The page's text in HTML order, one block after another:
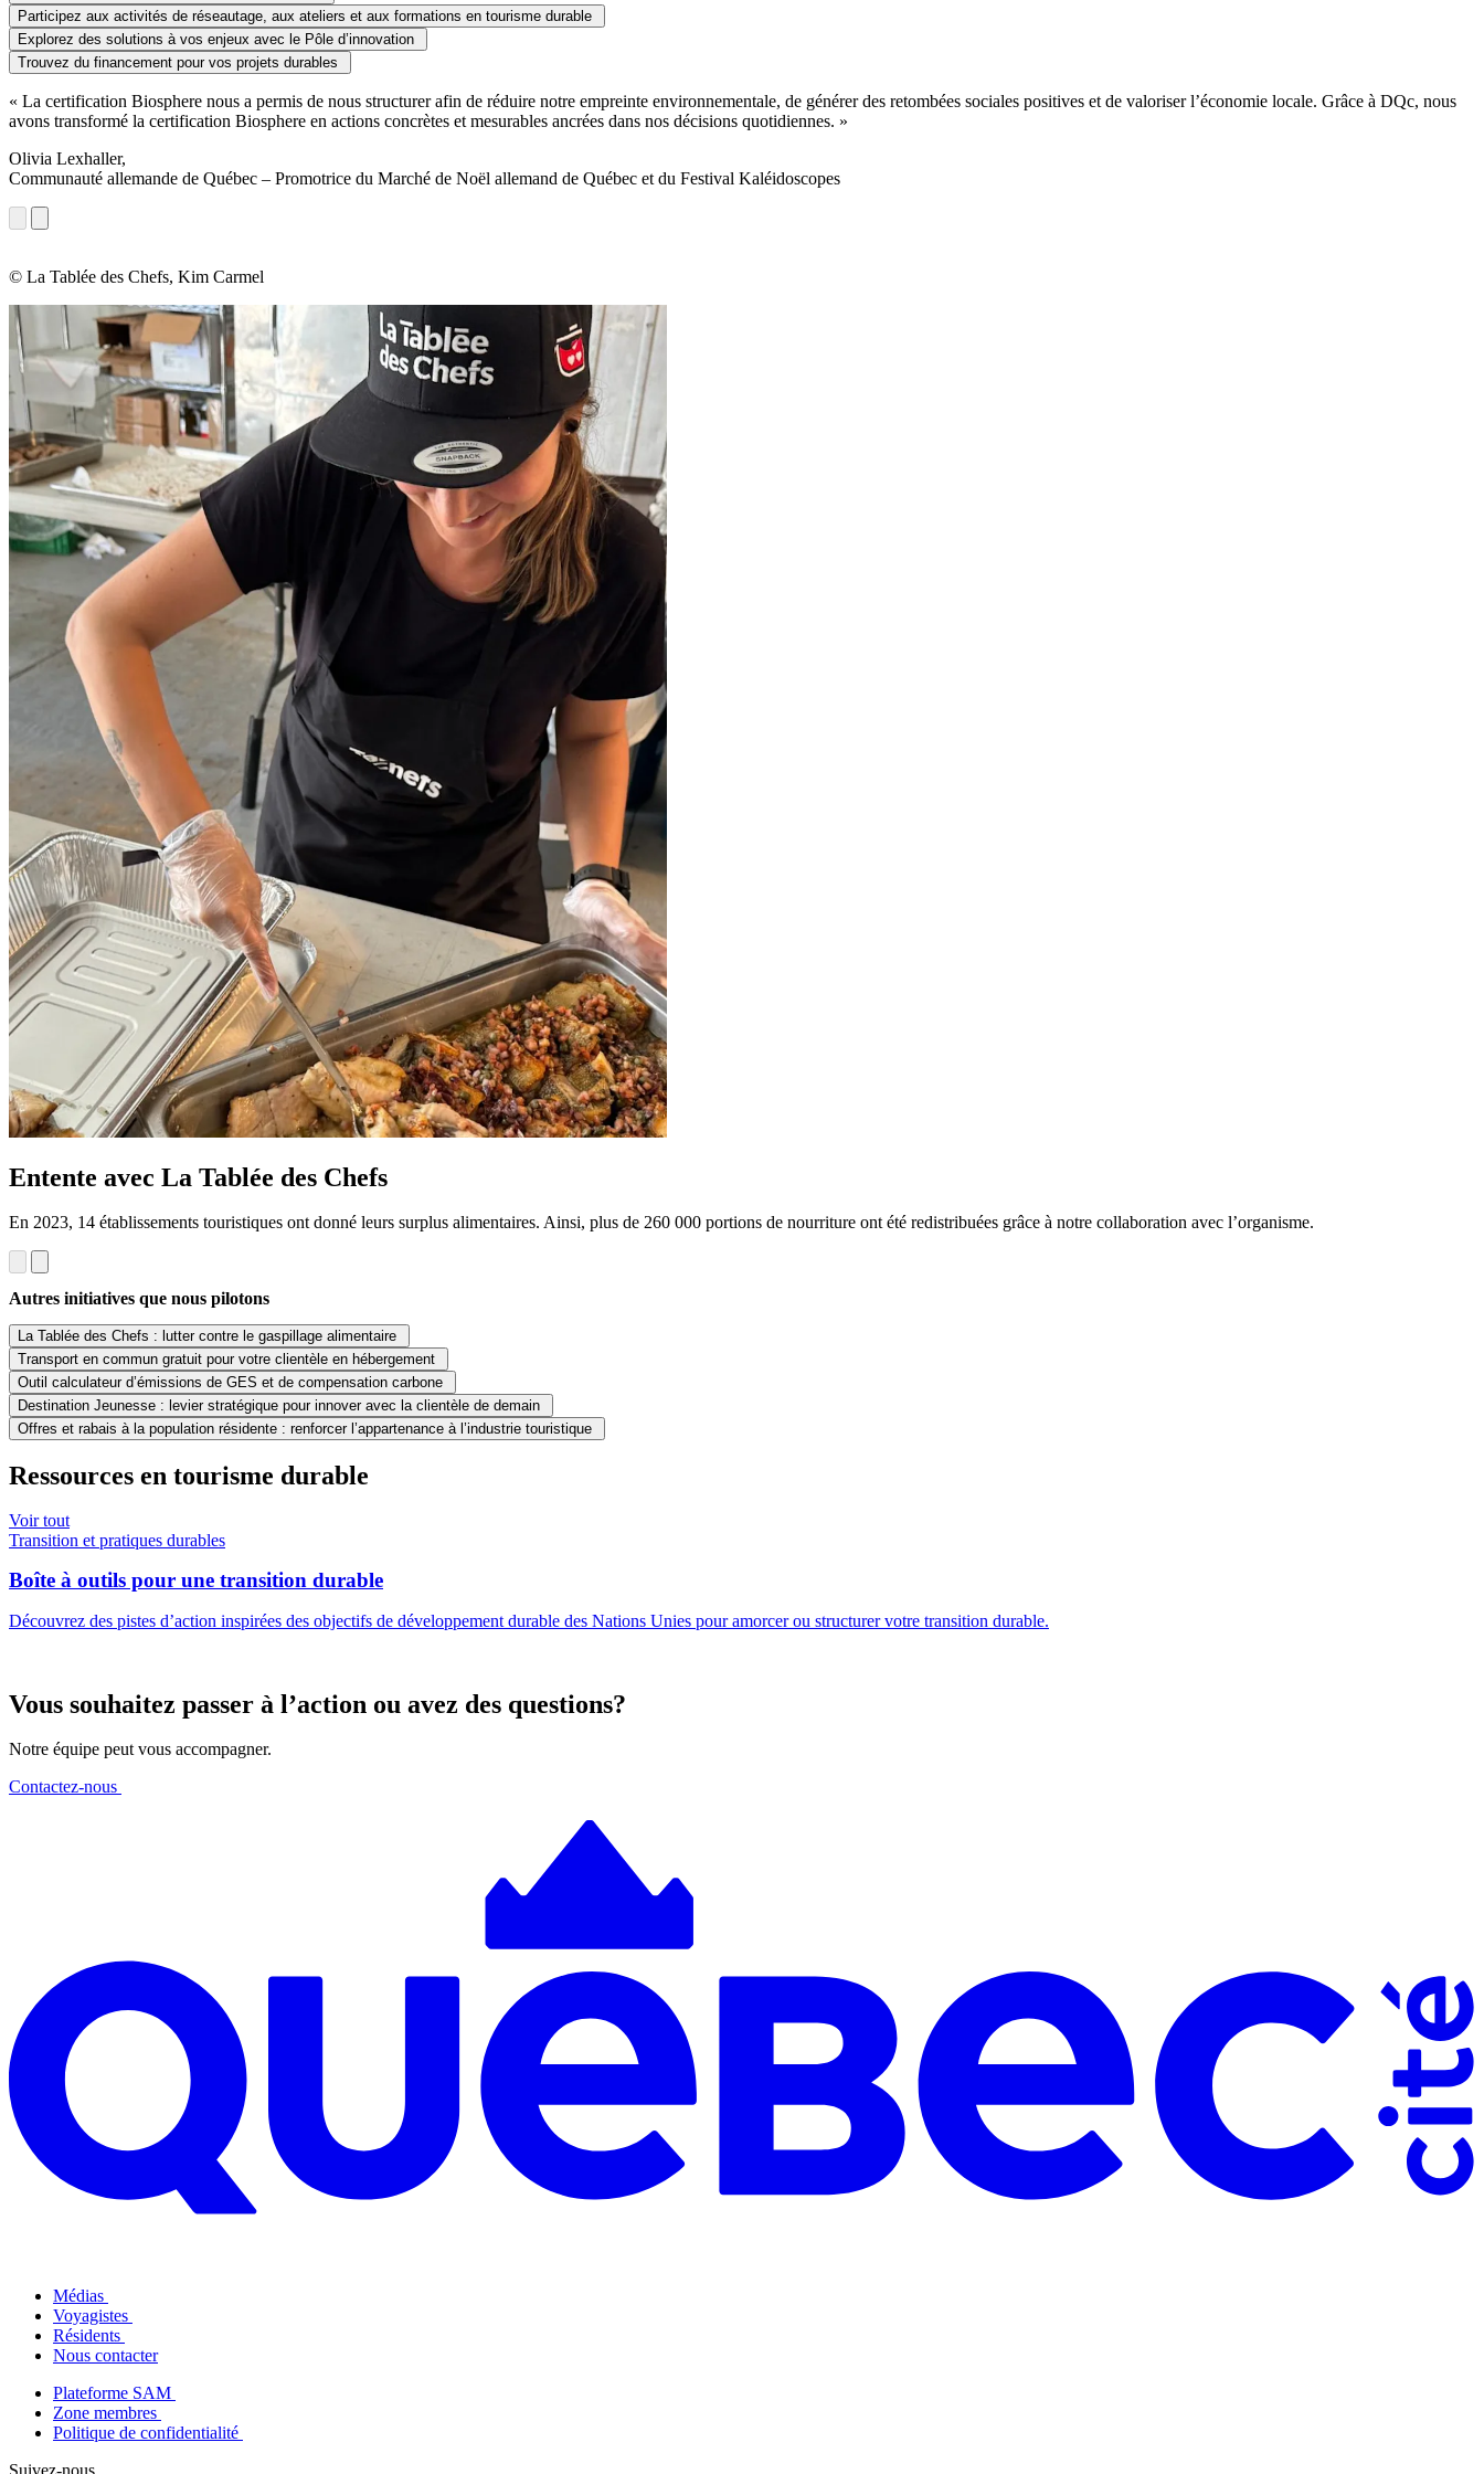
Participez aux activités de réseautage, aux ateliers et aux formations en tourisme durable
Explorez des solutions à vos enjeux avec le Pôle d’innovation
Trouvez du financement pour vos projets durables
« La certification Biosphere nous a permis de nous structurer afin de réduire notre empreinte environnementale, de générer des retombées sociales positives et de valoriser l’économie locale. Grâce à DQc, nous
avons transformé la certification Biosphere en actions concrètes et mesurables ancrées dans nos décisions quotidiennes. »
Olivia Lexhaller,
Communauté allemande de Québec – Promotrice du Marché de Noël allemand de Québec et du Festival Kaléidoscopes
© La Tablée des Chefs, Kim Carmel
Entente avec La Tablée des Chefs
En 2023, 14 établissements touristiques ont donné leurs surplus alimentaires. Ainsi, plus de 260 000 portions de nourriture ont été redistribuées grâce à notre collaboration avec l’organisme.
Autres initiatives que nous pilotons
La Tablée des Chefs : lutter contre le gaspillage alimentaire
Transport en commun gratuit pour votre clientèle en hébergement
Outil calculateur d’émissions de GES et de compensation carbone
Destination Jeunesse : levier stratégique pour innover avec la clientèle de demain
Offres et rabais à la population résidente : renforcer l’appartenance à l’industrie touristique
Ressources en tourisme durable
Voir tout
Transition et pratiques durables
Boîte à outils pour une transition durable
Découvrez des pistes d’action inspirées des objectifs de développement durable des Nations Unies pour amorcer ou structurer votre transition durable.
Vous souhaitez passer à l’action ou avez des questions?
Notre équipe peut vous accompagner.
Contactez-nous
Médias
Voyagistes
Résidents
Nous contacter
Plateforme SAM
Zone membres
Politique de confidentialité